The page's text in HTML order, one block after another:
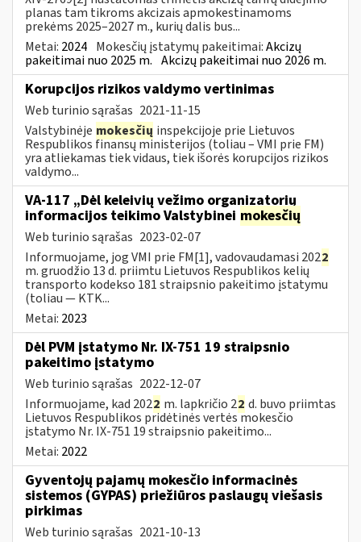
planas tam tikroms akcizais apmokestinamoms
prekėms 2025–2027 m., kurių dalis bus...
Metai: 2024 Mokesčių įstatymų pakeitimai:Akcizų
pakeitimai nuo 2025 m. Akcizų pakeitimai nuo 2026 m.
Korupcijos rizikos valdymo vertinimas
Web turinio sąrašas 2021-11-15
Valstybinėje mokesčių inspekcijoje prie Lietuvos
Respublikos finansų ministerijos (toliau – VMI prie FM)
yra atliekamas tiek vidaus, tiek išorės korupcijos rizikos
valdymo...
VA-117 „Dėl keleivių vežimo organizatorių
informacijos teikimo Valstybinei mokesčių
Web turinio sąrašas 2023-02-07
Informuojame, jog VMI prie FM[1], vadovaudamasi 2022
m. gruodžio 13 d. priimtu Lietuvos Respublikos kelių
transporto kodekso 181 straipsnio pakeitimo įstatymu
(toliau — KTK...
Metai: 2023
Dėl PVM įstatymo Nr. IX-751 19 straipsnio
pakeitimo įstatymo
Web turinio sąrašas 2022-12-07
Informuojame, kad 2022 m. lapkričio 22 d. buvo priimtas
Lietuvos Respublikos pridėtinės vertės mokesčio
įstatymo Nr. IX-751 19 straipsnio pakeitimo...
Metai: 2022
Gyventojų pajamų mokesčio informacinės
sistemos (GYPAS) priežiūros paslaugų viešasis
pirkimas
Web turinio sąrašas 2021-10-13